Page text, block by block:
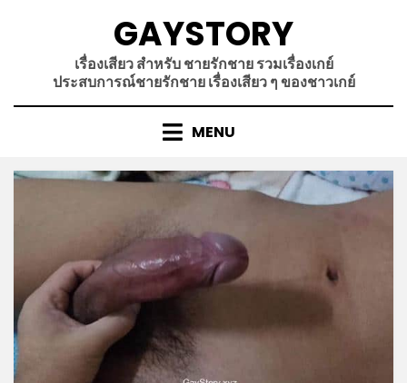
GAYSTORY
เรื่องเสียว สำหรับ ชายรักชาย รวมเรื่องเกย์
ประสบการณ์ชายรักชาย เรื่องเสียว ๆ ของชาวเกย์
MENU